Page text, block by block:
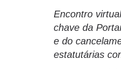
Encontro
chave da
e do
estatutárias